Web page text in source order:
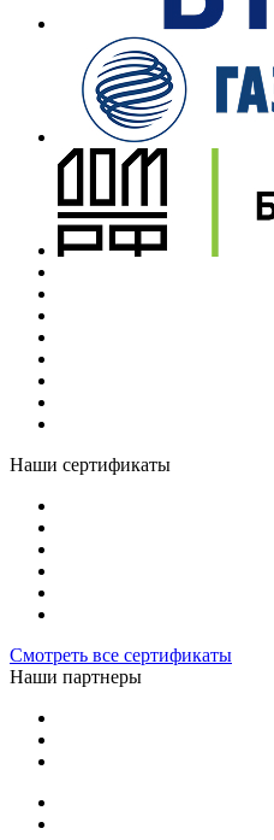
Наши сертификаты
Смотреть все сертификаты
Наши партнеры